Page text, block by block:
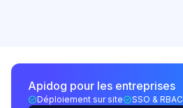
Apidog pour les entreprises
Déploiement sur site SSO & RBAC